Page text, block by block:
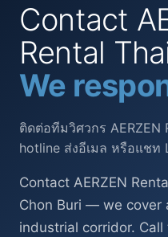
Contact
Rental
We
ติดต่อทีมวิศวกร
hotline ส่งอีเมล หรือแชท
Contact AERZEN
Chon Buri — we cover
industrial corridor.